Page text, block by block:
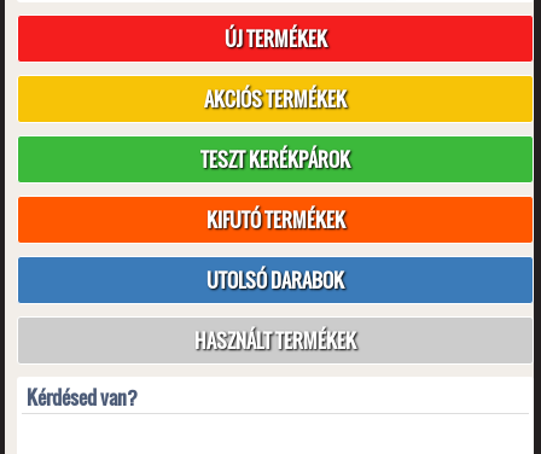
ÚJ TERMÉKEK
AKCIÓS TERMÉKEK
TESZT KERÉKPÁROK
KIFUTÓ TERMÉKEK
UTOLSÓ DARABOK
HASZNÁLT TERMÉKEK
Kérdésed van?